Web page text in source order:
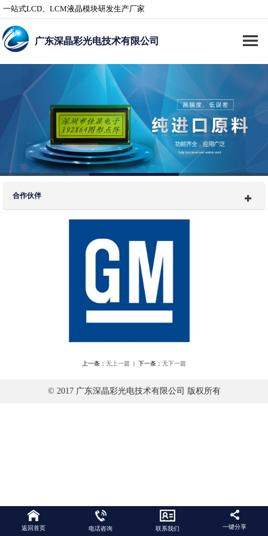
一站式LCD、LCM液晶模块研发生产厂家
广东深晶彩光电技术有限公司
合作伙伴
上一条： 无上一篇 | 下一条： 无下一篇
© 2017 广东深晶彩光电技术有限公司 版权所有
返回首页 电话咨询 联系我们 一键分享